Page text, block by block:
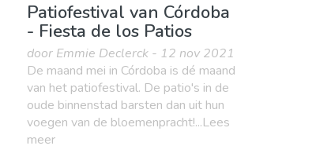
Patiofestival van Córdoba
- Fiesta de los Patios
door Emmie Declerck - 12 nov 2021
De maand mei in Córdoba is dé maand
van het patiofestival. De patio's in de
oude binnenstad barsten dan uit hun
voegen van de bloemenpracht!...Lees
meer